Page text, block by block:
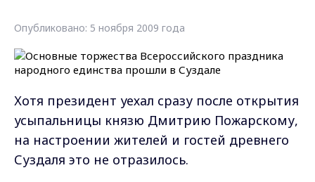
Опубликовано: 5 ноября 2009 года
Хотя президент уехал сразу после открытия
усыпальницы князю Дмитрию Пожарскому,
на настроении жителей и гостей древнего
Суздаля это не отразилось.